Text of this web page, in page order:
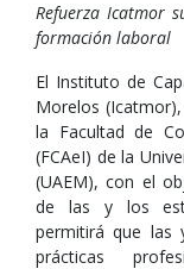
Refuerza Icatmor
formación laboral
El Instituto de
Morelos
la Facultad de
(FCAeI) de la
(UAEM), con el
de las y los
permitirá que las
prácticas